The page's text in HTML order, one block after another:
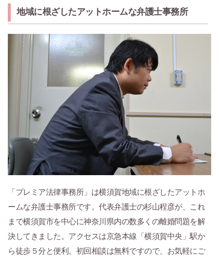
地域に根ざしたアットホームな弁護士事務所
「プレミア法律事務所」は横須賀地域に根ざしたアットホ
ームな弁護士事務所です。代表弁護士の杉山程彦が、これ
まで横須賀市を中心に神奈川県内の数多くの離婚問題を解
決してきました。アクセスは京急本線「横須賀中央」駅か
ら徒歩５分と便利。初回相談は無料ですので、お気軽にご